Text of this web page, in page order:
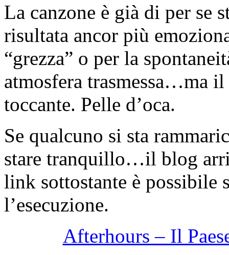
La canzone è già di per se
risultata ancor più
“grezza” o per la
atmosfera trasmessa…ma il
toccante. Pelle d’oca.
Se qualcuno si sta
stare tranquillo…il blog
link sottostante è possibile
l’esecuzione.
Afterhours – Il